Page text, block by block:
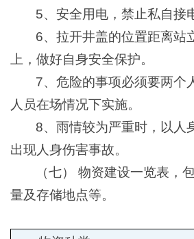
5、安全用电，禁止私自接
6、拉开井盖的位置距离站
上，做好自身安全保护。
7、危险的事项必须要两个
人员在场情况下实施。
8、雨情较为严重时，以人
出现人身伤害事故。
（七） 物资建设一览表，
量及存储地点等。